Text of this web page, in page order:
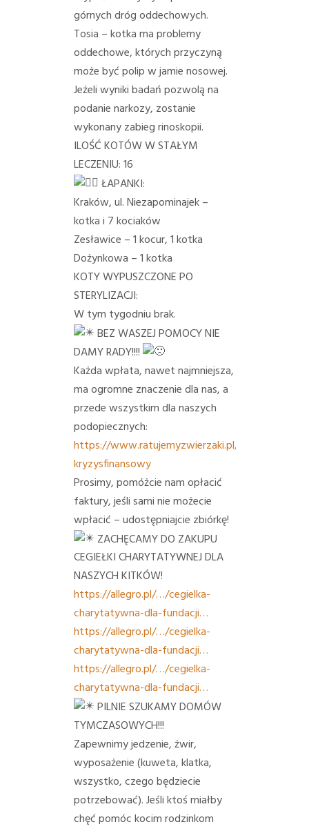
górnych dróg oddechowych.
Tosia – kotka ma problemy
oddechowe, których przyczyną
może być polip w jamie nosowej.
Jeżeli wyniki badań pozwolą na
podanie narkozy, zostanie
wykonany zabieg rinoskopii.
ILOŚĆ KOTÓW W STAŁYM
LECZENIU: 16
ŁAPANKI:
Kraków, ul. Niezapominajek –
kotka i 7 kociaków
Zesławice – 1 kocur, 1 kotka
Dożynkowa – 1 kotka
KOTY WYPUSZCZONE PO
STERYLIZACJI:
W tym tygodniu brak.
BEZ WASZEJ POMOCY NIE
DAMY RADY!!!!
Każda wpłata, nawet najmniejsza,
ma ogromne znaczenie dla nas, a
przede wszystkim dla naszych
podopiecznych:
https://www.ratujemyzwierzaki.pl/snl-
kryzysfinansowy
Prosimy, pomóżcie nam opłacić
faktury, jeśli sami nie możecie
wpłacić – udostępniajcie zbiórkę!
ZACHĘCAMY DO ZAKUPU
CEGIEŁKI CHARYTATYWNEJ DLA
NASZYCH KITKÓW!
https://allegro.pl/…/cegielka-
charytatywna-dla-fundacji…
https://allegro.pl/…/cegielka-
charytatywna-dla-fundacji…
https://allegro.pl/…/cegielka-
charytatywna-dla-fundacji…
PILNIE SZUKAMY DOMÓW
TYMCZASOWYCH!!!
Zapewnimy jedzenie, żwir,
wyposażenie (kuweta, klatka,
wszystko, czego będziecie
potrzebować). Jeśli ktoś miałby
chęć pomóc kocim rodzinkom